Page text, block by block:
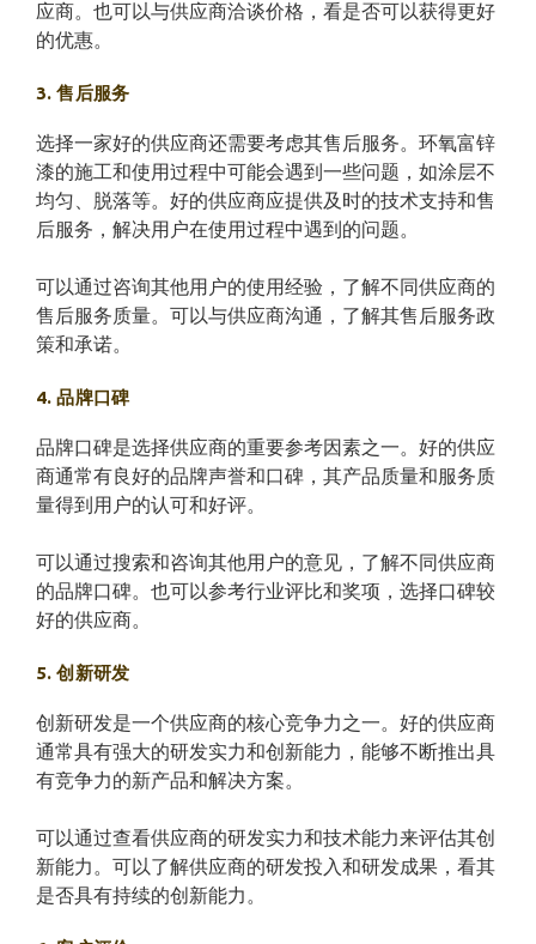
应商。也可以与供应商洽谈价格，看是否可以获得更好
的优惠。
3. 售后服务
选择一家好的供应商还需要考虑其售后服务。环氧富锌
漆的施工和使用过程中可能会遇到一些问题，如涂层不
均匀、脱落等。好的供应商应提供及时的技术支持和售
后服务，解决用户在使用过程中遇到的问题。
可以通过咨询其他用户的使用经验，了解不同供应商的
售后服务质量。可以与供应商沟通，了解其售后服务政
策和承诺。
4. 品牌口碑
品牌口碑是选择供应商的重要参考因素之一。好的供应
商通常有良好的品牌声誉和口碑，其产品质量和服务质
量得到用户的认可和好评。
可以通过搜索和咨询其他用户的意见，了解不同供应商
的品牌口碑。也可以参考行业评比和奖项，选择口碑较
好的供应商。
5. 创新研发
创新研发是一个供应商的核心竞争力之一。好的供应商
通常具有强大的研发实力和创新能力，能够不断推出具
有竞争力的新产品和解决方案。
可以通过查看供应商的研发实力和技术能力来评估其创
新能力。可以了解供应商的研发投入和研发成果，看其
是否具有持续的创新能力。